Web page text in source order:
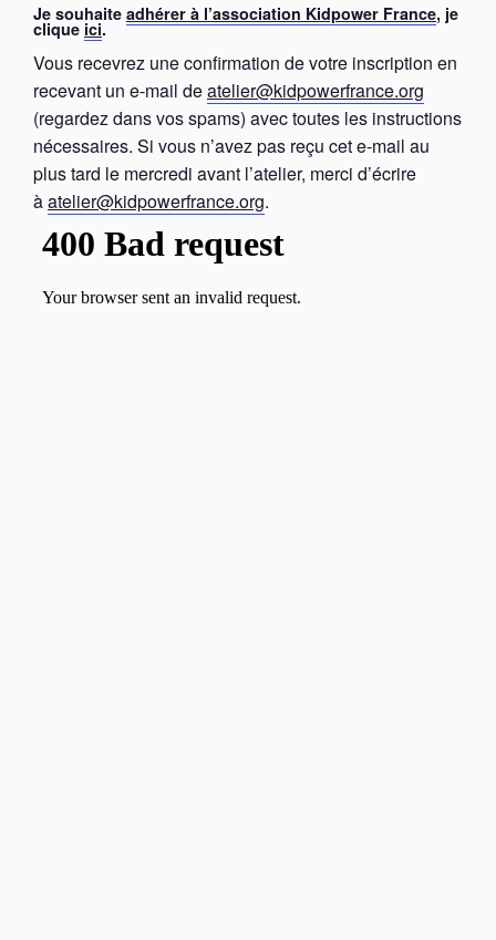
Je souhaite adhérer à l’association Kidpower France, je
clique ici.
Vous recevrez une confirmation de votre inscription en
recevant un e-mail deatelier@kidpowerfrance.org
(regardez dans vos spams) avec toutes les instructions
nécessaires. Si vous n’avez pas reçu cet e-mail au
plus tard le mercredi avant l’atelier, merci d’écrire
àatelier@kidpowerfrance.org.